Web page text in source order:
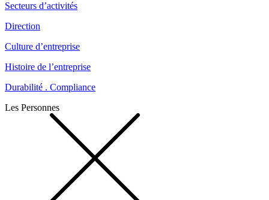
Secteurs d’activités
Direction
Culture d’entreprise
Histoire de l’entreprise
Durabilité . Compliance
Les Personnes